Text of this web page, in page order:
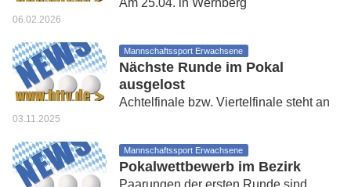
Am 25.04. in Wernberg
06.02.2026
Mannschaftssport Erwachsene
Nächste Runde im Pokal
ausgelost
Achtelfinale bzw. Viertelfinale steht an
03.11.2025
Mannschaftssport Erwachsene
Pokalwettbewerb im Bezirk
Paarungen der ersten Runde sind